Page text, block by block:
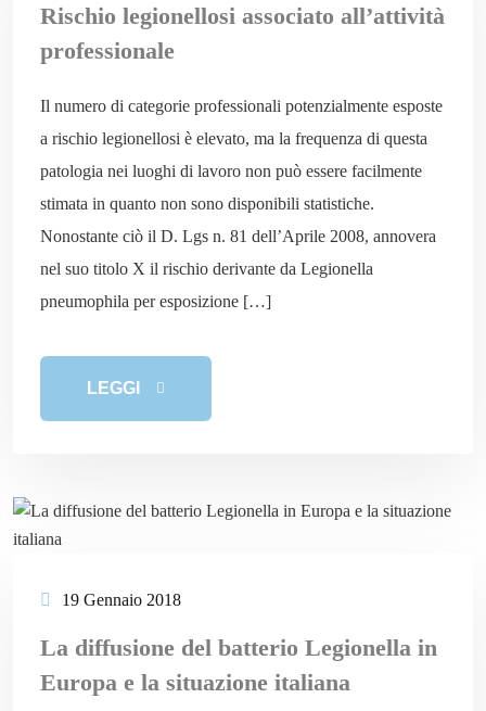
Rischio legionellosi associato all’attività
professionale
Il numero di categorie professionali potenzialmente esposte
a rischio legionellosi è elevato, ma la frequenza di questa
patologia nei luoghi di lavoro non può essere facilmente
stimata in quanto non sono disponibili statistiche.
Nonostante ciò il D. Lgs n. 81 dell’Aprile 2008, annovera
nel suo titolo X il rischio derivante da Legionella
pneumophila per esposizione […]
LEGGI
19 Gennaio 2018
La diffusione del batterio Legionella in
Europa e la situazione italiana